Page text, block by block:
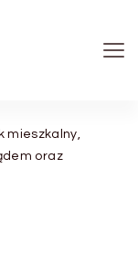
mieszkalny,
oraz